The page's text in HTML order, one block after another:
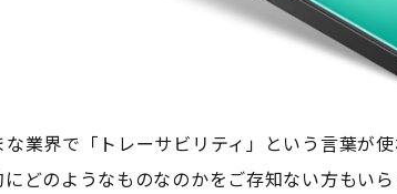
業界で「トレーサビリティ」という言葉が
どのようなものなのかをご存知ない方もいら